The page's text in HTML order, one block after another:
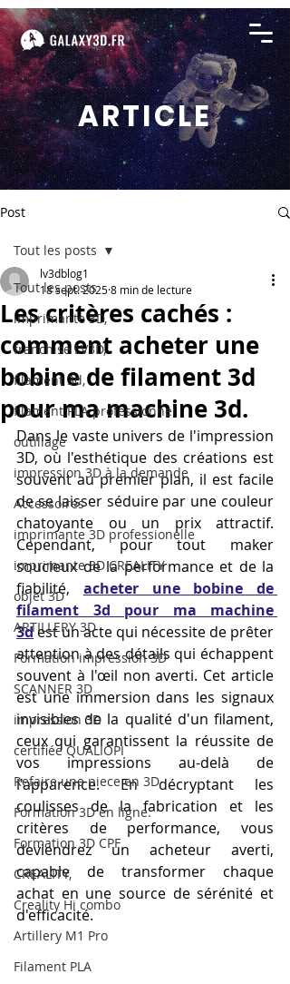
ARTICLE
Post
Tout les posts
imprimante 3D,
franchise LV3D,
filament 3d,
filament PLA professionnel
outillage
impression 3D à la demande
Accessoires
imprimante 3D professionelle
imprimante 3D CREALITY
objet 3D
ARTILLERY 3D
Formation impression 3D
SCANNER 3D
impression 3D
certifiée QUALIOPI
Refaire une piece en 3D
Formation 3D en ligne.
Formation 3D CPF
CREALITY,
Creality Hi combo
Artillery M1 Pro
Filament PLA
Tout les posts
Les critères cachés :
comment acheter une
bobine de filament 3d
pour ma machine 3d.
lv3dblog1
18 sept. 20258 min de lecture
Dans le vaste univers de l'impression
3D, où l'esthétique des créations est
souvent au premier plan, il est facile
de se laisser séduire par une couleur
chatoyante ou un prix attractif.
Cependant, pour tout maker
soucieux de la performance et de la
fiabilité, acheter une bobine de
filament 3d pour ma machine
3d est un acte qui nécessite de prêter
attention à des détails qui échappent
souvent à l'œil non averti. Cet article
est une immersion dans les signaux
invisibles de la qualité d'un filament,
ceux qui garantissent la réussite de
vos impressions au-delà de
l'apparence. En décryptant les
coulisses de la fabrication et les
critères de performance, vous
deviendrez un acheteur averti,
capable de transformer chaque
achat en une source de sérénité et
d'efficacité.